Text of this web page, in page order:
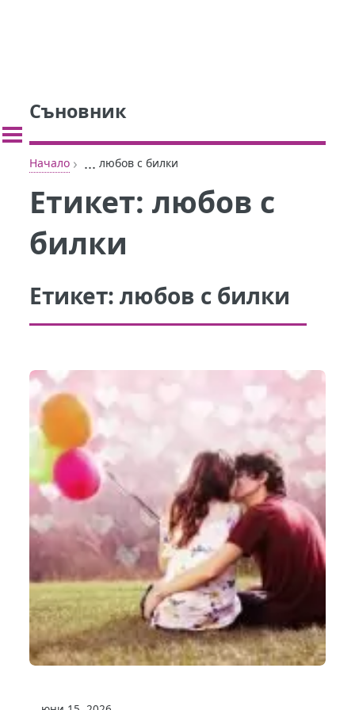
Съновник
Начало › ... любов с билки
Етикет:любов с
билки
Етикет:любов с билки